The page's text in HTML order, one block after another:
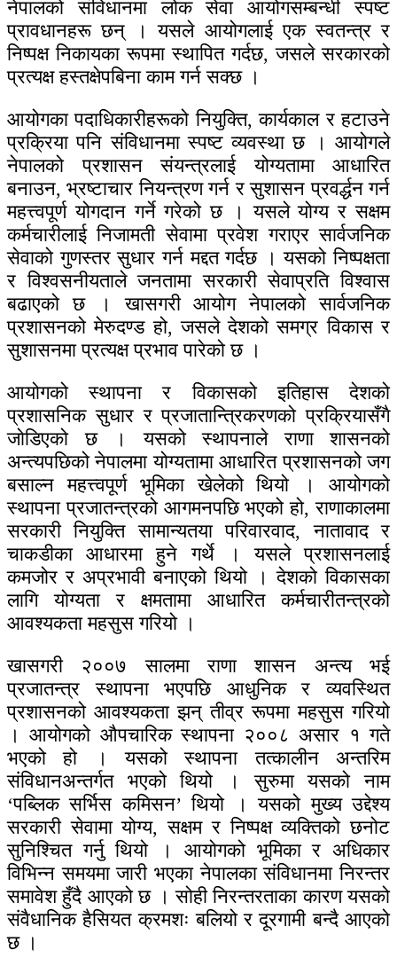
नेपालको संविधानमा लोक सेवा आयोगसम्बन्धी स्पष्ट
प्रावधानहरू छन् । यसले आयोगलाई एक स्वतन्त्र र
निष्पक्ष निकायका रूपमा स्थापित गर्दछ, जसले सरकारको
प्रत्यक्ष हस्तक्षेपबिना काम गर्न सक्छ ।
आयोगका पदाधिकारीहरूको नियुक्ति, कार्यकाल र हटाउने
प्रक्रिया पनि संविधानमा स्पष्ट व्यवस्था छ । आयोगले
नेपालको प्रशासन संयन्त्रलाई योग्यतामा आधारित
बनाउन, भ्रष्टाचार नियन्त्रण गर्न र सुशासन प्रवर्द्धन गर्न
महत्त्वपूर्ण योगदान गर्ने गरेको छ । यसले योग्य र सक्षम
कर्मचारीलाई निजामती सेवामा प्रवेश गराएर सार्वजनिक
सेवाको गुणस्तर सुधार गर्न मद्दत गर्दछ । यसको निष्पक्षता
र विश्वसनीयताले जनतामा सरकारी सेवाप्रति विश्वास
बढाएको छ । खासगरी आयोग नेपालको सार्वजनिक
प्रशासनको मेरुदण्ड हो, जसले देशको समग्र विकास र
सुशासनमा प्रत्यक्ष प्रभाव पारेको छ ।
आयोगको स्थापना र विकासको इतिहास देशको
प्रशासनिक सुधार र प्रजातान्त्रिकरणको प्रक्रियासँगै
जोडिएको छ । यसको स्थापनाले राणा शासनको
अन्त्यपछिको नेपालमा योग्यतामा आधारित प्रशासनको जग
बसाल्न महत्त्वपूर्ण भूमिका खेलेको थियो । आयोगको
स्थापना प्रजातन्त्रको आगमनपछि भएको हो, राणाकालमा
सरकारी नियुक्ति सामान्यतया परिवारवाद, नातावाद र
चाकडीका आधारमा हुने गर्थे । यसले प्रशासनलाई
कमजोर र अप्रभावी बनाएको थियो । देशको विकासका
लागि योग्यता र क्षमतामा आधारित कर्मचारीतन्त्रको
आवश्यकता महसुस गरियो ।
खासगरी २००७ सालमा राणा शासन अन्त्य भई
प्रजातन्त्र स्थापना भएपछि आधुनिक र व्यवस्थित
प्रशासनको आवश्यकता झन् तीव्र रूपमा महसुस गरियो
। आयोगको औपचारिक स्थापना २००८ असार १ गते
भएको हो । यसको स्थापना तत्कालीन अन्तरिम
संविधानअन्तर्गत भएको थियो । सुरुमा यसको नाम
‘पब्लिक सर्भिस कमिसन’ थियो । यसको मुख्य उद्देश्य
सरकारी सेवामा योग्य, सक्षम र निष्पक्ष व्यक्तिको छनोट
सुनिश्चित गर्नु थियो । आयोगको भूमिका र अधिकार
विभिन्न समयमा जारी भएका नेपालका संविधानमा निरन्तर
समावेश हुँदै आएको छ । सोही निरन्तरताका कारण यसको
संवैधानिक हैसियत क्रमशः बलियो र दूरगामी बन्दै आएको
छ ।